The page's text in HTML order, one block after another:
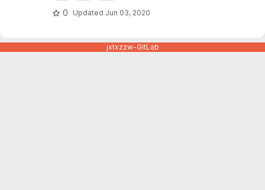
0 Updated Jun 03, 2020
jxtxzzw-GitLab